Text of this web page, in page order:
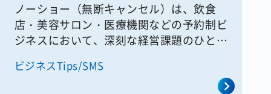
ノーショー（無断キャンセル）は、飲食
店・美容サロン・医療機関などの予約制ビ
ジネスにおいて、深刻な経営課題のひとつ
い」「連絡もなく席だけ空いてしまう」こ
ビジネスTips/SMS